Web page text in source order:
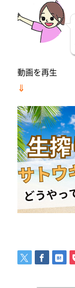
動画を再生
⇓